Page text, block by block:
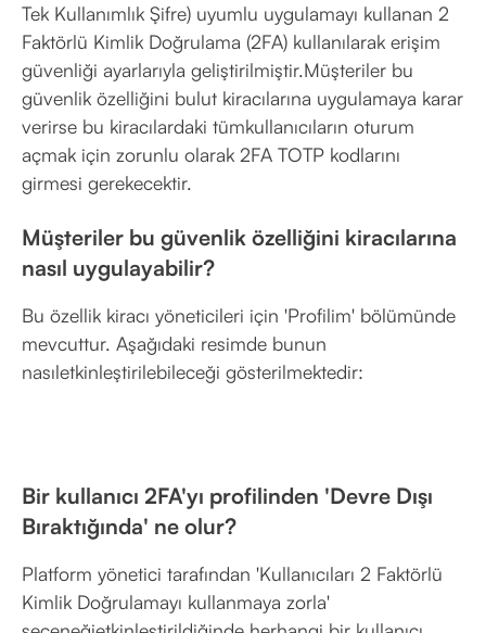
Tek Kullanımlık Şifre) uyumlu uygulamayı kullanan 2
Faktörlü Kimlik Doğrulama (2FA) kullanılarak erişim
güvenliği ayarlarıyla geliştirilmiştir.Müşteriler bu
güvenlik özelliğini bulut kiracılarına uygulamaya karar
verirse bu kiracılardaki tümkullanıcıların oturum
açmak için zorunlu olarak 2FA TOTP kodlarını
girmesi gerekecektir.
Müşteriler bu güvenlik özelliğini kiracılarına
nasıl uygulayabilir?
Bu özellik kiracı yöneticileri için 'Profilim' bölümünde
mevcuttur. Aşağıdaki resimde bunun
nasıletkinleştirilebileceği gösterilmektedir:
Bir kullanıcı 2FA'yı profilinden 'Devre Dışı
Bıraktığında' ne olur?
Platform yönetici tarafından 'Kullanıcıları 2 Faktörlü
Kimlik Doğrulamayı kullanmaya zorla'